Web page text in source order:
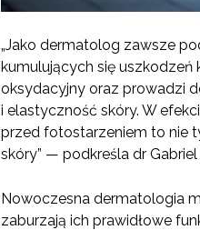
„Jako dermatolog zawsze
kumulujących się uszkodzeń
oksydacyjny oraz prowadzi
i elastyczność skóry. W
przed fotostarzeniem to nie
skóry” — podkreśla dr
Nowoczesna dermatologia
zaburzają ich prawidłowe